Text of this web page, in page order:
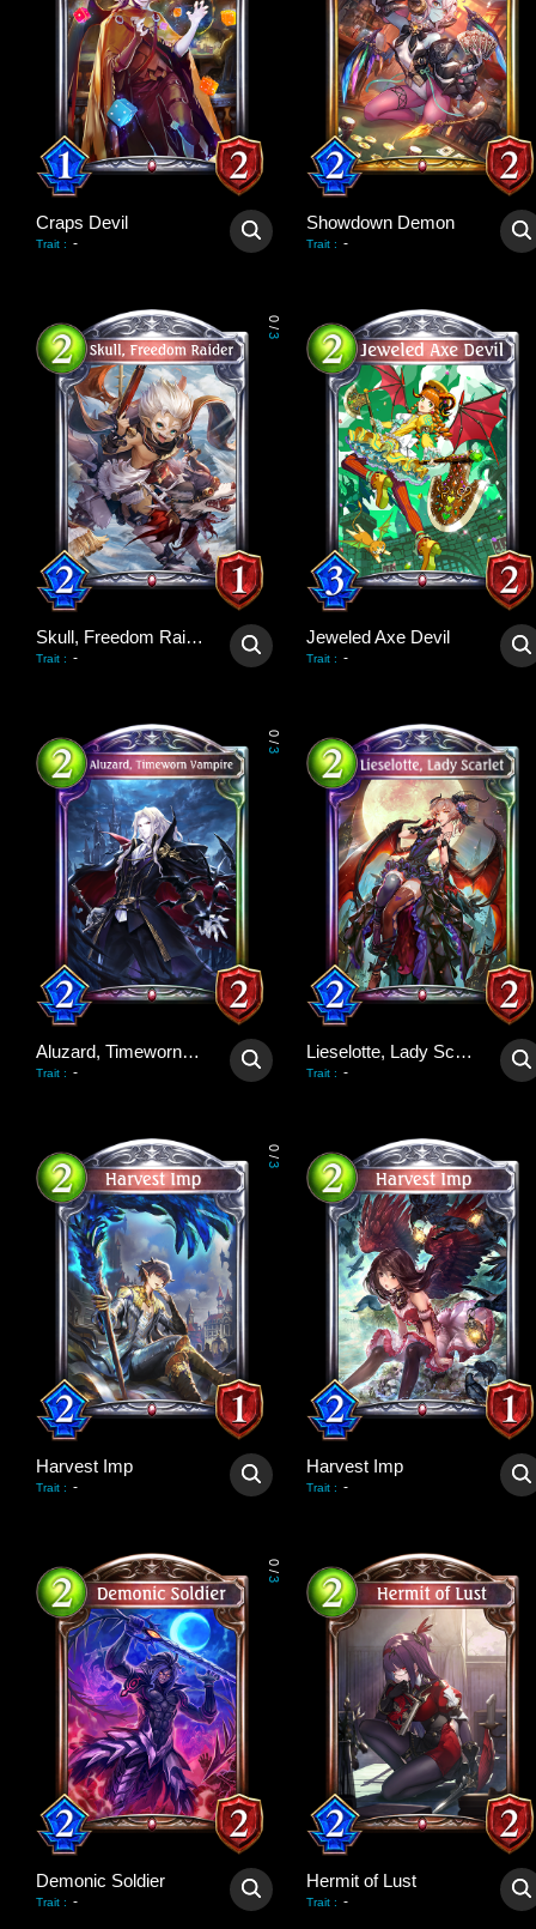
Craps Devil
Trait : -
Showdown Demon
Trait : -
0
/
3
Skull, Freedom Raider
Trait : -
Jeweled Axe Devil
Trait : -
0
/
3
Aluzard, Timeworn Vampire
Trait : -
Lieselotte, Lady Scarlet
Trait : -
0
/
3
Harvest Imp
Trait : -
Harvest Imp
Trait : -
0
/
3
Demonic Soldier
Trait : -
Hermit of Lust
Trait : -